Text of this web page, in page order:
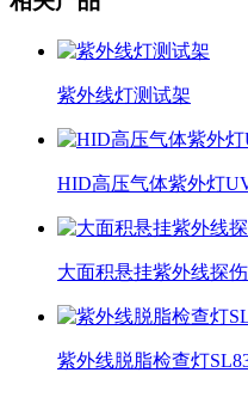
紫外线灯测试架
HID高压气体紫外灯
大面积悬挂紫外线探
紫外线脱脂检查灯